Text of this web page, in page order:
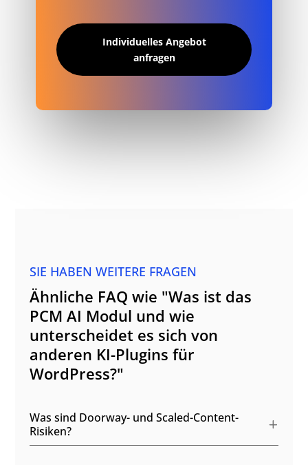
Individuelles Angebot
anfragen
SIE HABEN WEITERE FRAGEN
Ähnliche FAQ wie "Was ist das
PCM AI Modul und wie
unterscheidet es sich von
anderen KI-Plugins für
WordPress?"
Was sind Doorway- und Scaled-Content-
Risiken?